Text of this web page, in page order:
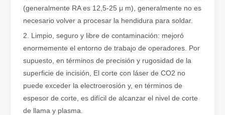
¿Qué es el corte por láser? La ciencia del corte En esencia, el
(generalmente RA es 12,5-25 μ m), generalmente no es
necesario volver a procesar la hendidura para soldar.
2. Limpio, seguro y libre de contaminación: mejoró
enormemente el entorno de trabajo de operadores. Por
supuesto, en términos de precisión y rugosidad de la
superficie de incisión, El corte con láser de CO2 no
puede exceder la electroerosión y, en términos de
espesor de corte, es difícil de alcanzar el nivel de corte
de llama y plasma.